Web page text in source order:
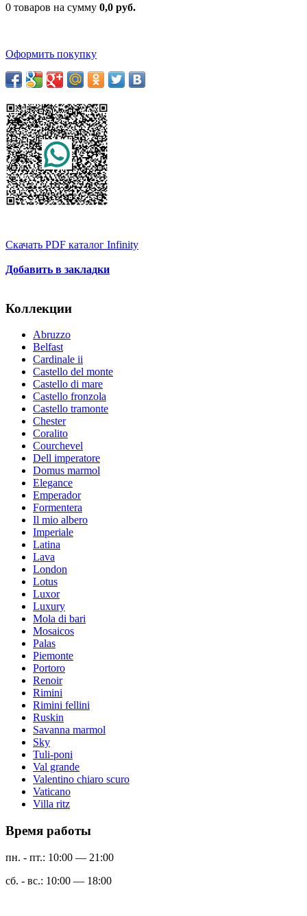
0 товаров на сумму 0,0 руб.
Оформить покупку
Скачать PDF каталог Infinity
Добавить в закладки
Коллекции
Abruzzo
Belfast
Cardinale ii
Castello del monte
Castello di mare
Castello fronzola
Castello tramonte
Chester
Coralito
Courchevel
Dell imperatore
Domus marmol
Elegance
Emperador
Formentera
Il mio albero
Imperiale
Latina
Lava
London
Lotus
Luxor
Luxury
Mola di bari
Mosaicos
Palas
Piemonte
Portoro
Renoir
Rimini
Rimini fellini
Ruskin
Savanna marmol
Sky
Tuli-poni
Val grande
Valentino chiaro scuro
Vaticano
Villa ritz
Время работы
пн. - пт.: 10:00 — 21:00
сб. - вс.: 10:00 — 18:00